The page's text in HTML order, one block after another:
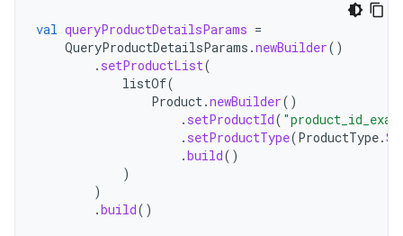
val queryProductDetailsParams =
QueryProductDetailsParams .newBuilder()
. setProductList(
listOf(
Product.newBuilder()
. setProductId(
. setProductType(ProductType.
.build()
)
)
.build()